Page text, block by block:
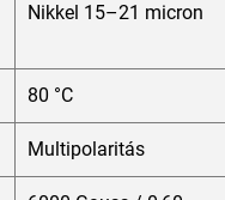
Nikkel 15–21 micron
80 °C
Multipolaritás